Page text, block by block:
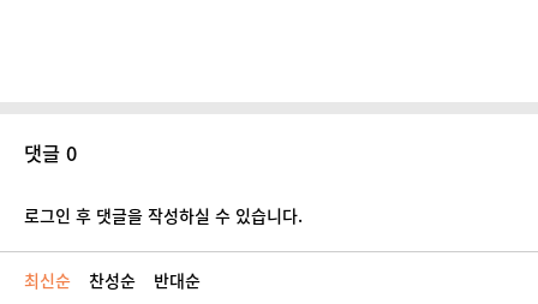
댓글 0
로그인 후 댓글을 작성하실 수 있습니다.
최신순 찬성순 반대순